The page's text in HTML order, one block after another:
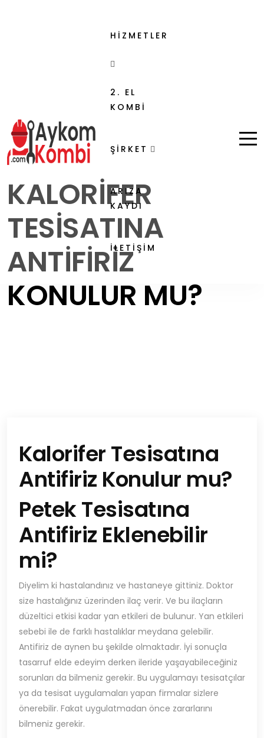
HİZMETLER
2. EL
KOMBİ
ŞİRKET
ARIZA
KAYDI
İLETİŞİM
KALORIFER
TESISATINA
ANTIFIRIZ
KONULUR MU?
Kalorifer Tesisatına
Antifiriz Konulur mu?
Petek Tesisatına
Antifiriz Eklenebilir
mi?
Diyelim ki hastalandınız ve hastaneye gittiniz. Doktor
size hastalığınız üzerinden ilaç verir. Ve bu ilaçların
düzeltici etkisi kadar yan etkileri de bulunur. Yan etkileri
sebebi ile de farklı hastalıklar meydana gelebilir.
Antifiriz de aynen bu şekilde olmaktadır. İyi sonuçla
tasarruf elde edeyim derken ileride yaşayabileceğiniz
sorunları da bilmeniz gerekir. Bu uygulamayı tesisatçılar
ya da tesisat uygulamaları yapan firmalar sizlere
önerebilir. Fakat uygulatmadan önce zararlarını
bilmeniz gerekir.